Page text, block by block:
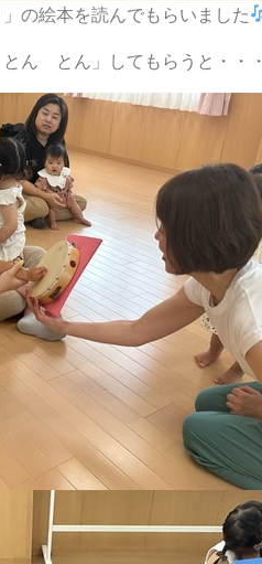
の絵本を読んでもらいました
ん とん」してもらうと・・・